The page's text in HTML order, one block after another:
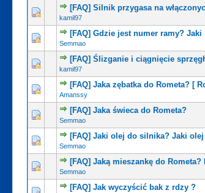
[FAQ] Silnik przygasa na
kamil97
[FAQ] Gdzie jest numer ramy?
Semmao
[FAQ] Ślizganie i ciągnięcie
kamil97
[FAQ] Jaka zębatka do Rometa? [
Amanssy
[FAQ] Jaka świeca do Rometa?
Semmao
[FAQ] Jaki olej do silnika? Jaki
Semmao
[FAQ] Jaką mieszankę do
Semmao
[FAQ] Jak wyczyścić bak z rdzy ?